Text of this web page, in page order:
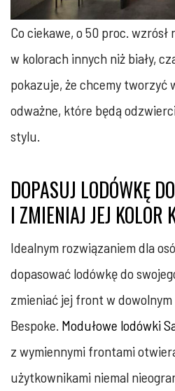
Co ciekawe, o 50 proc.
w kolorach innych niż biały,
pokazuje, że chcemy tworzyć
odważne, które będą
stylu.
DOPASUJ LODÓWKĘ
I ZMIENIAJ JEJ KOLOR
Idealnym rozwiązaniem dla
dopasować lodówkę do
zmieniać jej front w
Bespoke. Modułowe lodówki
z wymiennymi frontami
użytkownikami niemal